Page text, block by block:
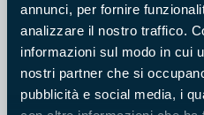
annunci, per fornire
analizzare il nostro traffico.
informazioni sul modo in cui
nostri partner che si
pubblicità e social media, i
Mappa Archeologica Farnese
Mappa museo civico di
Itinerario Storico Farnese